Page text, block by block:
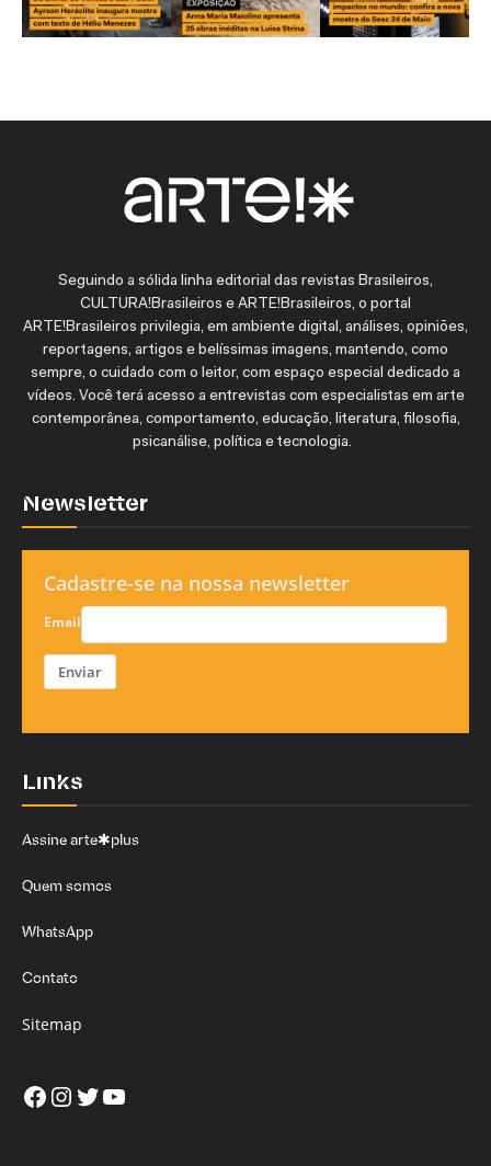
Seguindo a sólida linha editorial das revistas Brasileiros,
CULTURA!Brasileiros e ARTE!Brasileiros, o portal
ARTE!Brasileiros privilegia, em ambiente digital, análises, opiniões,
reportagens, artigos e belíssimas imagens, mantendo, como
sempre, o cuidado com o leitor, com espaço especial dedicado a
vídeos. Você terá acesso a entrevistas com especialistas em arte
contemporânea, comportamento, educação, literatura, filosofia,
psicanálise, política e tecnologia.
Newsletter
Cadastre-se na nossa newsletter
Email
Enviar
Links
Assine arte✱plus
Quem somos
WhatsApp
Contato
Sitemap
Facebook
Instagram
Twitter
Youtube